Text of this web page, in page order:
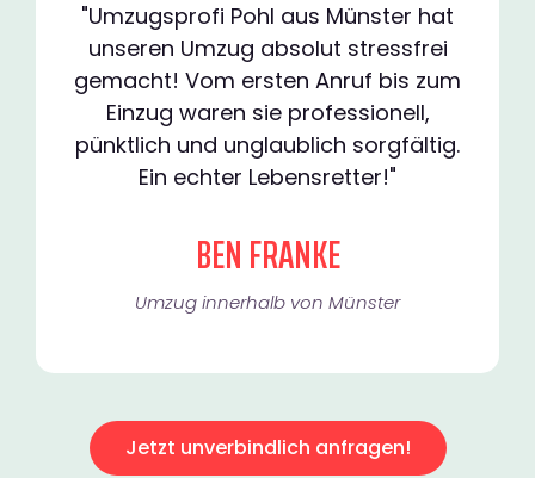
"Umzugsprofi Pohl aus Münster hat
unseren Umzug absolut stressfrei
gemacht! Vom ersten Anruf bis zum
Einzug waren sie professionell,
pünktlich und unglaublich sorgfältig.
Ein echter Lebensretter!"
BEN FRANKE
Umzug innerhalb von Münster​
Jetzt unverbindlich anfragen!